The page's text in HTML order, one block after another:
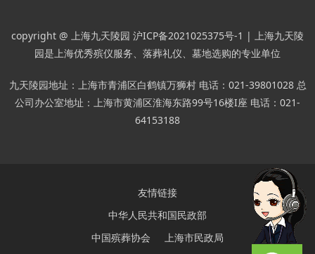
copyright @ 上海九天陵园 沪ICP备2021025375号-1 | 上海九天陵
园是上海优秀殡仪服务、落葬礼仪、墓地选购的专业单位
九天陵园地址：上海市青浦区白鹤镇万狮村 电话：021-39801028 总
公司办公室地址：上海市黄浦区淮海东路99号16楼I座 电话：021-
64153188
友情链接
中华人民共和国民政部
中国殡葬协会
上海市民政局